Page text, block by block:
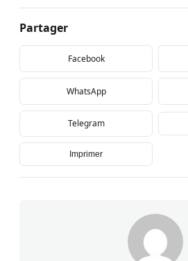
Partager
Facebook
WhatsApp
Telegram
Imprimer